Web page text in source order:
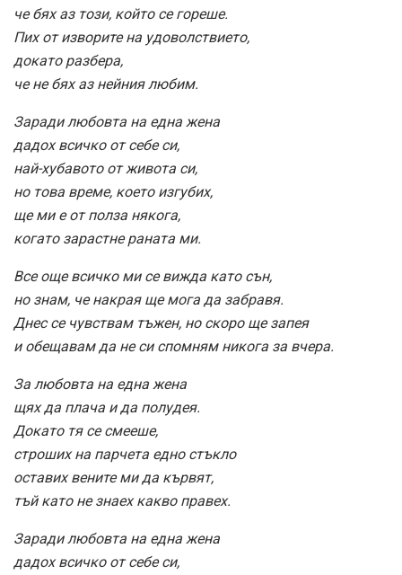
че бях аз този, който се гореше.
Пих от изворите на удоволствието,
докато разбера,
че не бях аз нейния любим.
Заради любовта на една жена
дадох всичко от себе си,
най-хубавото от живота си,
но това време, което изгубих,
ще ми е от полза някога,
когато зарастне раната ми.
Все още всичко ми се вижда като сън,
но знам, че накрая ще мога да забравя.
Днес се чувствам тъжен, но скоро ще запея
и обещавам да не си спомням никога за вчера.
За любовта на една жена
щях да плача и да полудея.
Докато тя се смееше,
строших на парчета едно стъкло
оставих вените ми да кървят,
тъй като не знаех какво правех.
Заради любовта на една жена
дадох всичко от себе си,